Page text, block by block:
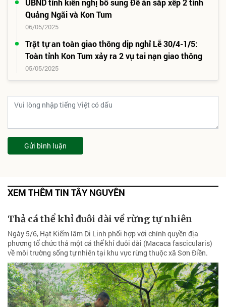
UBND tỉnh kiến nghị bổ sung Đề án sắp xếp 2 tỉnh
Quảng Ngãi và Kon Tum
06/05/2025
Trật tự an toàn giao thông dịp nghỉ Lễ 30/4-1/5:
Toàn tỉnh Kon Tum xảy ra 2 vụ tai nạn giao thông
05/05/2025
Gửi bình luận
XEM THÊM TIN TÂY NGUYÊN
Thả cá thể khỉ đuôi dài về rừng tự nhiên
Ngày 5/6, Hạt Kiểm lâm Di Linh phối hợp với chính quyền địa
phương tổ chức thả một cá thể khỉ đuôi dài (Macaca fascicularis)
về môi trường sống tự nhiên tại khu vực rừng thuộc xã Sơn Điền.